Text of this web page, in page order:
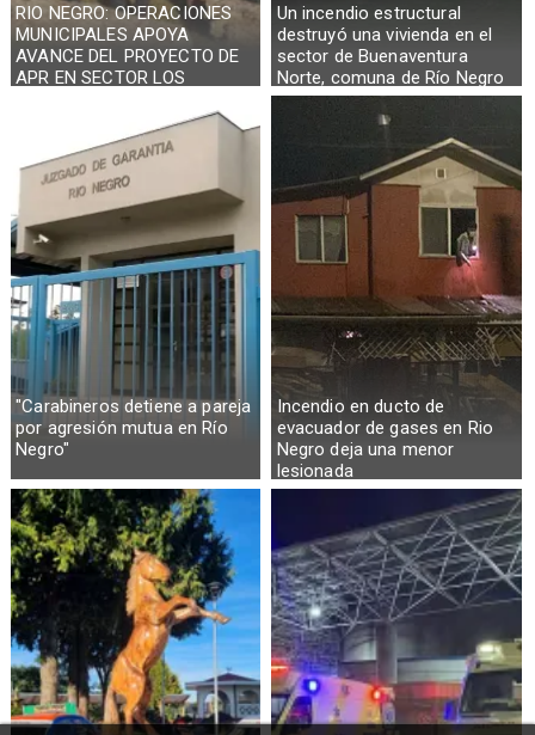
RIO NEGRO: OPERACIONES
MUNICIPALES APOYA
AVANCE DEL PROYECTO DE
APR EN SECTOR LOS
Un incendio estructural
destruyó una vivienda en el
sector de Buenaventura
Norte, comuna de Río Negro
"Carabineros detiene a pareja
por agresión mutua en Río
Negro"
Incendio en ducto de
evacuador de gases en Rio
Negro deja una menor
lesionada